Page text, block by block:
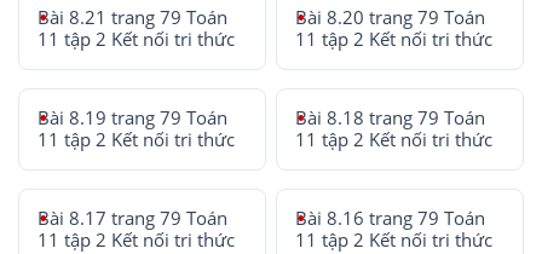
Bài 8.21 trang 79 Toán
11 tập 2 Kết nối tri thức
Bài 8.20 trang 79 Toán
11 tập 2 Kết nối tri thức
Bài 8.19 trang 79 Toán
11 tập 2 Kết nối tri thức
Bài 8.18 trang 79 Toán
11 tập 2 Kết nối tri thức
Bài 8.17 trang 79 Toán
11 tập 2 Kết nối tri thức
Bài 8.16 trang 79 Toán
11 tập 2 Kết nối tri thức